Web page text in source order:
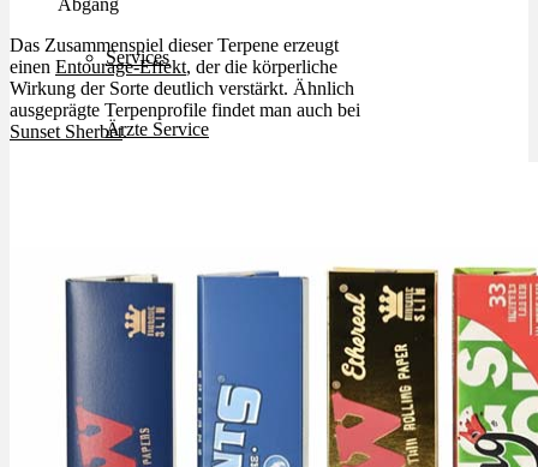
Services
Ärzte Service
Apotheken Service
Lieferung
Cannabis Karte
Das Zusammenspiel dieser Terpene erzeugt
einen Entourage-Effekt, der die körperliche
Wirkung der Sorte deutlich verstärkt. Ähnlich
ausgeprägte Terpenprofile findet man auch bei
Sunset Sherbet.